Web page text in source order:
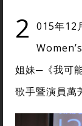
2 015年12
姐妹─《我可
歌手暨演員萬